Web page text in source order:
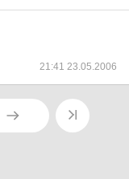
21:41 23.05.2006